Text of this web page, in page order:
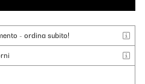
- ordina subito!